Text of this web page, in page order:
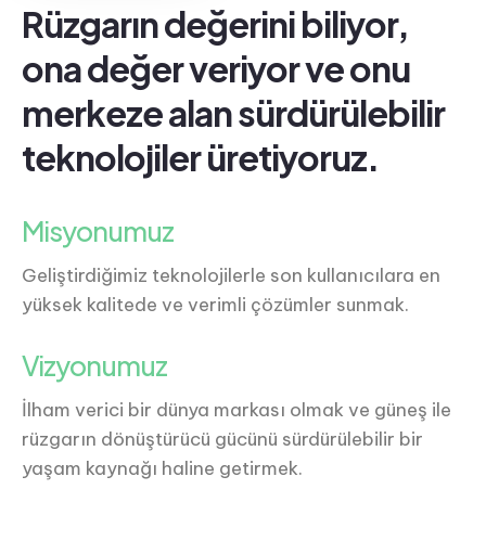
Rüzgarın değerini biliyor,
ona değer veriyor ve onu
merkeze alan sürdürülebilir
teknolojiler üretiyoruz.
Misyonumuz
Geliştirdiğimiz teknolojilerle son kullanıcılara en
yüksek kalitede ve verimli çözümler sunmak.
Vizyonumuz
İlham verici bir dünya markası olmak ve güneş ile
rüzgarın dönüştürücü gücünü sürdürülebilir bir
yaşam kaynağı haline getirmek.